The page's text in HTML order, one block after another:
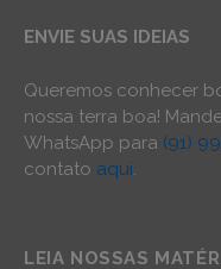
ENVIE SUAS IDEIAS
Queremos conhecer
nossa terra boa!
WhatsApp para (91)
contato aqui.
LEIA NOSSAS